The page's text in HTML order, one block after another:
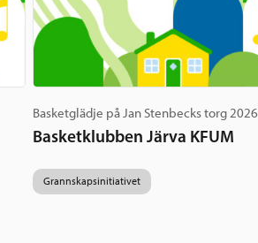
Basketglädje på Jan Stenbecks torg 2026
Basketklubben Järva KFUM
Grannskapsinitiativet